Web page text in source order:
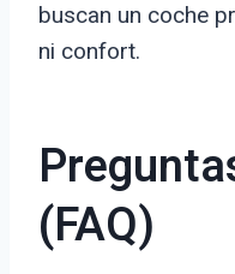
buscan un coche
ni confort.
(FAQ)